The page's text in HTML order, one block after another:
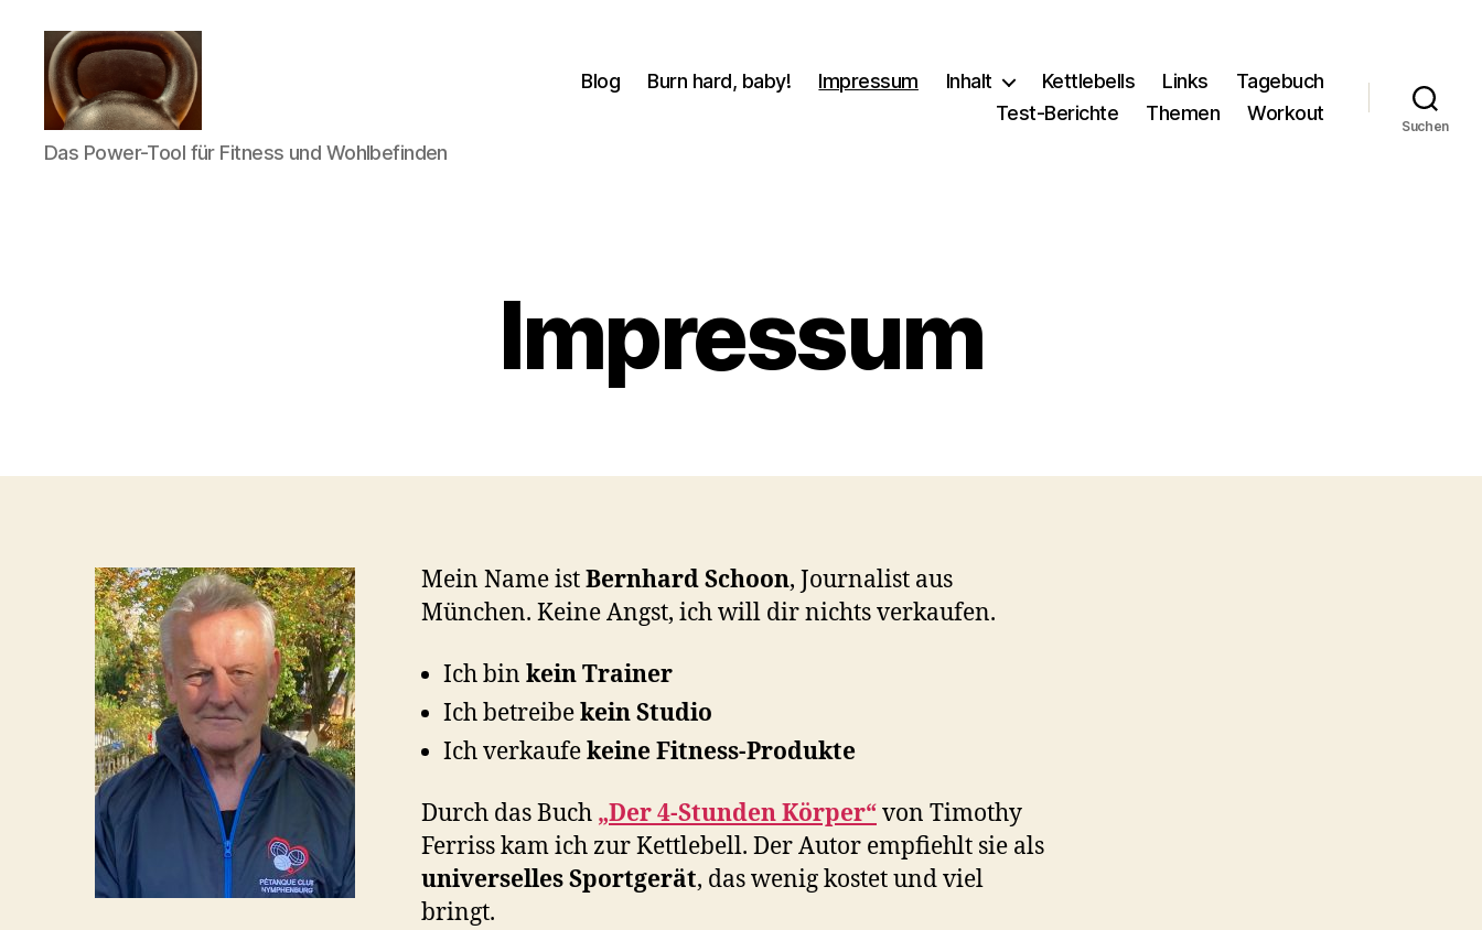
Meine
Reise
Das Power-Tool für Fitness und Wohlbefinden
Blog Burn hard, baby! Impressum Inhalt Kettlebells Links
Tagebuch
Test-Berichte
Themen Workout
Suchen
Impressum
Mein Name istBernhard Schoon, Journalist aus
München. Keine Angst, ich will dir nichts verkaufen.
Ich bin kein Trainer
Ich betreibekein Studio
Ich verkaufekeine Fitness-Produkte
Durch das Buch „Der 4-Stunden Körper“von Timothy
Ferriss kam ich zur Kettlebell. Der Autor empfiehlt sie als
universelles Sportgerät, das wenig kostet und viel
bringt.